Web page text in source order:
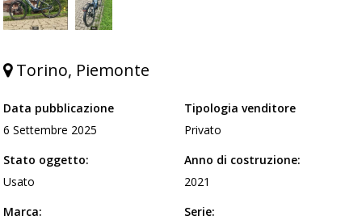
Torino, Piemonte
Data pubblicazione
6 Settembre 2025
Tipologia venditore
Privato
Stato oggetto:
Usato
Anno di costruzione:
2021
Marca:
Serie: